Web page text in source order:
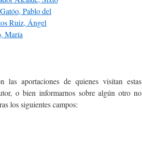
Pablo del
Ruiz, Ángel
María
las aportaciones de quienes visitan estas
o bien informarnos sobre algún otro no
los siguientes campos: